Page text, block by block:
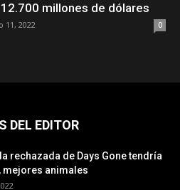
millones de dólares
11, 2022 0
DEL EDITOR
rechazada de Days Gone tendría
mejores animales